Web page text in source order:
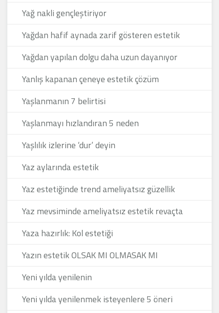
Yağ nakli gençleştiriyor
Yağdan hafif aynada zarif gösteren estetik
Yağdan yapılan dolgu daha uzun dayanıyor
Yanlış kapanan çeneye estetik çözüm
Yaşlanmanın 7 belirtisi
Yaşlanmayı hızlandıran 5 neden
Yaşlılık izlerine ‘dur’ deyin
Yaz aylarında estetik
Yaz estetiğinde trend ameliyatsız güzellik
Yaz mevsiminde ameliyatsız estetik revaçta
Yaza hazırlık: Kol estetiği
Yazın estetik OLSAK MI OLMASAK MI
Yeni yılda yenilenin
Yeni yılda yenilenmek isteyenlere 5 öneri